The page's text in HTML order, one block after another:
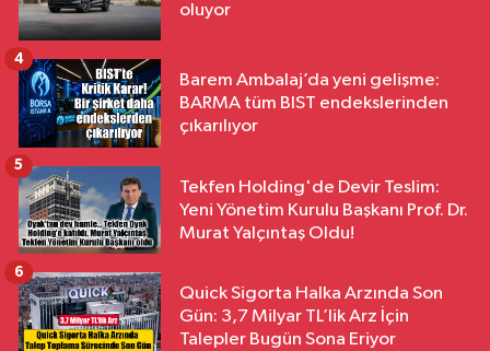
oluyor
Barem Ambalaj’da yeni gelişme:
BARMA tüm BIST endekslerinden
çıkarılıyor
4
Tekfen Holding'de Devir Teslim:
Yeni Yönetim Kurulu Başkanı Prof. Dr.
Murat Yalçıntaş Oldu!
5
Quick Sigorta Halka Arzında Son
Gün: 3,7 Milyar TL’lik Arz İçin
Talepler Bugün Sona Eriyor
6